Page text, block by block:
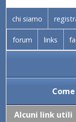
chi siamo
forum links
Alcuni link utili